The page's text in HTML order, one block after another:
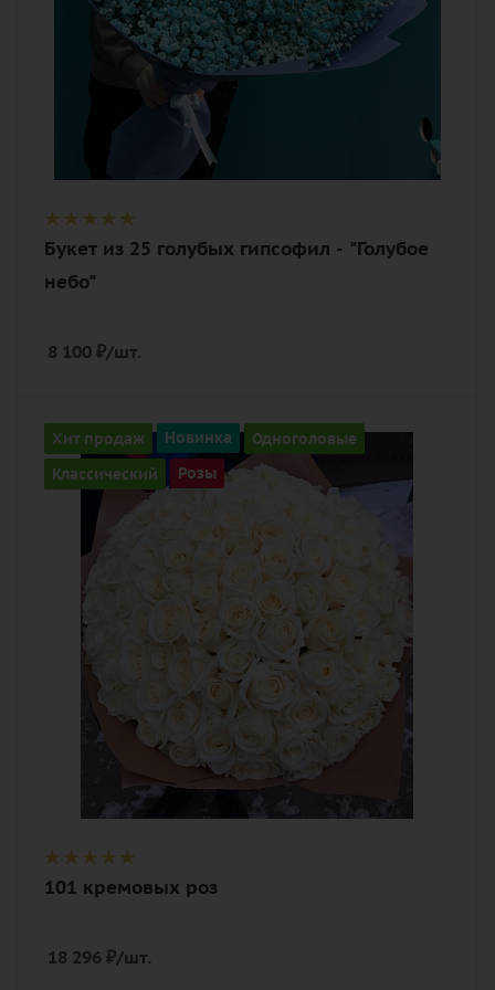
Букет из 25 голубых гипсофил - "Голубое
небо"
8 100 ₽/шт.
Хит продаж Новинка
Одноголовые
Классический
Розы
Количество
101
кремовый, нежный
Описание
роза, лента, дизайнерская упаковка
101 кремовых роз
18 296 ₽/шт.